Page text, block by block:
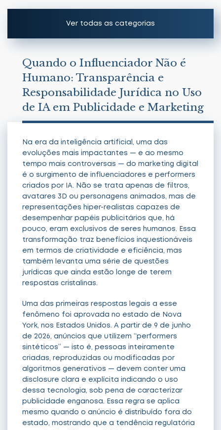
Ver todas as categorias
Notícias
Quando o Influenciador Não é
Humano: Transparência e
Responsabilidade Jurídica no Uso
de IA em Publicidade e Marketing
Na era da inteligência artificial, uma das
evoluções mais impactantes — e ao mesmo
tempo mais controversas — do marketing digital
é o surgimento de influenciadores e performers
criados por IA. Não se trata apenas de filtros,
avatares 3D ou personagens animados, mas de
representações hiper-realistas capazes de
desempenhar papéis publicitários que, há
pouco, eram exclusivos de seres humanos. Essa
transformação traz benefícios inquestionáveis
em termos de criatividade e eficiência, mas
também levanta uma série de questões
jurídicas que ainda estão longe de terem
respostas cristalinas.
Uma das primeiras respostas legais a esse
fenômeno foi aprovada no estado de Nova
York, nos Estados Unidos. A partir de 9 de junho
de 2026, anúncios que utilizem “performers
sintéticos” — isto é, pessoas inteiramente
criadas, reproduzidas ou modificadas por
algoritmos generativos — devem conter uma
disclosure clara e explícita indicando o uso
dessa tecnologia, sob pena de caracterizar
publicidade enganosa. Essa regra se aplica
mesmo quando o anúncio é distribuído fora do
estado, mostrando que a tendência regulatória